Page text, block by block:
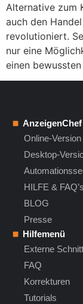
Alternative zum
auch den
revolutioniert.
nur eine
einen
AnzeigenChef
Online-Version
Desktop-
HILFE & FAQ’s
BLOG
Presse
Hilfemenü
Externe
FAQ
Korrekturen
Tutorials